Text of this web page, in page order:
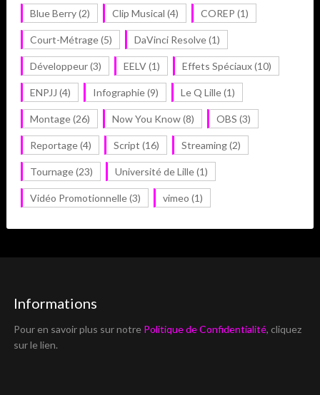
Blue Berry(2) Clip Musical (4) COREP (1)
Court-Métrage(5) DaVinci Resolve(1)
Développeur(3) EELV(1) Effets Spéciaux(10)
ENPJJ (4) Infographie(9) Le Q Lille(1)
Montage(26) Now You Know(8) OBS (3)
Reportage(4) Script (16) Streaming(2)
Tournage(23) Université de Lille(1)
Vidéo Promotionnelle(3) vimeo (1)
Informations
Pour en savoir plus sur notre Politique de Confidentialité, cliquez
sur le lien.